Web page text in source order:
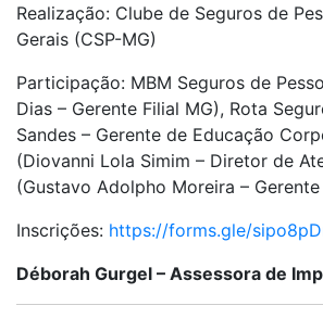
Realização: Clube de Seguros de
Gerais (CSP-MG)
Participação: MBM Seguros de
Dias – Gerente Filial MG), Rota
Sandes – Gerente de Educação
(Diovanni Lola Simim – Diretor de
(Gustavo Adolpho Moreira –
Inscrições: https://forms.gle/
Déborah Gurgel – Assessora de